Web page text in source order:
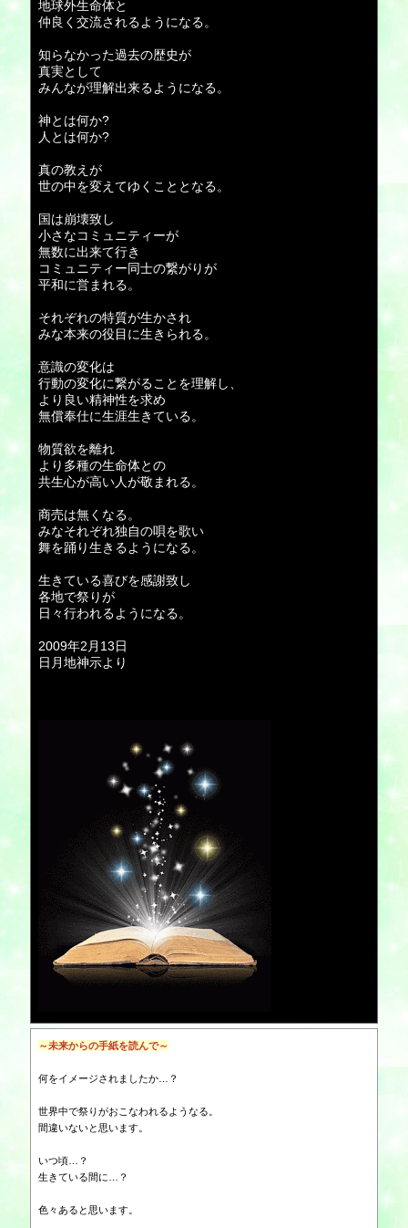
地球外生命体と
仲良く交流されるようになる。
知らなかった過去の歴史が
真実として
みんなが理解出来るようになる。
神とは何か?
人とは何か?
真の教えが
世の中を変えてゆくこととなる。
国は崩壊致し
小さなコミュニティーが
無数に出来て行き
コミュニティー同士の繋がりが
平和に営まれる。
それぞれの特質が生かされ
みな本来の役目に生きられる。
意識の変化は
行動の変化に繋がることを理解し、
より良い精神性を求め
無償奉仕に生涯生きている。
物質欲を離れ
より多種の生命体との
共生心が高い人が敬まれる。
商売は無くなる。
みなそれぞれ独自の唄を歌い
舞を踊り生きるようになる。
生きている喜びを感謝致し
各地で祭りが
日々行われるようになる。
2009年2月13日
日月地神示より
～未来からの手紙を読んで～
何をイメージされましたか…？
世界中で祭りがおこなわれるようなる。
間違いないと思います。
いつ頃…？
生きている間に…？
色々あると思います。